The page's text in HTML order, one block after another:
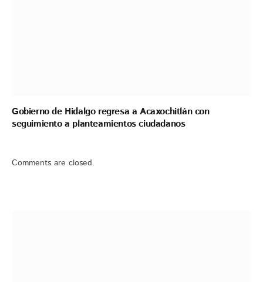
Gobierno de Hidalgo regresa a Acaxochitlán con
seguimiento a planteamientos ciudadanos
Comments are closed.